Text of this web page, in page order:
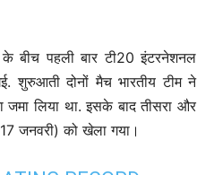
के बीच पहली बार टी20 इंटरनेशनल
शुरुआती दोनों मैच भारतीय टीम ने
जमा लिया था. इसके बाद तीसरा और
जनवरी) को खेला गया।